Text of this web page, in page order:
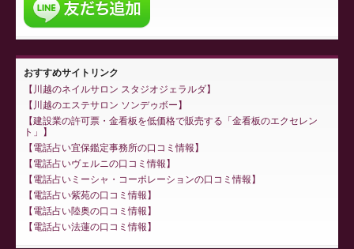
おすすめサイトリンク
川越のネイルサロン スタジオジェラルダ
川越のエステサロン ソンデゥボー
建設業の許可票・金看板を低価格で販売する「金看板のエクセレン
ト」
電話占い宜保鑑定事務所の口コミ情報
電話占いヴェルニの口コミ情報
電話占いミーシャ・コーポレーションの口コミ情報
電話占い紫苑の口コミ情報
電話占い陸奥の口コミ情報
電話占い法蓮の口コミ情報